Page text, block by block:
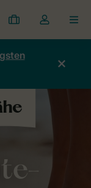
Meine
Buchungen
Dropdown-
Menü
Kontos